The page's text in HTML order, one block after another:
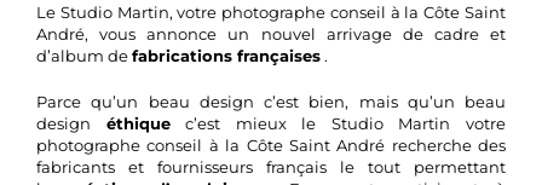
Le Studio Martin, votre photographe conseil à la Côte Saint
André, vous annonce un nouvel arrivage de cadre et
d’album defabrications françaises .
Parce qu’un beau design c’est bien, mais qu’un beau
design éthiquec’est mieux le Studio Martin votre
photographe conseil à la Côte Saint André recherche des
fabricants et fournisseurs français le tout permettant